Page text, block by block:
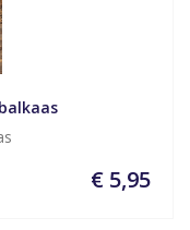
€ 5,95